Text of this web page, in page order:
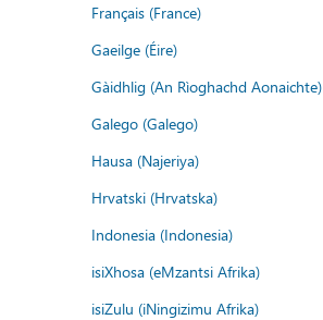
Français (France)
Gaeilge (Éire)
Gàidhlig (An Rìoghachd Aonaichte)
Galego (Galego)
Hausa (Najeriya)
Hrvatski (Hrvatska)
Indonesia (Indonesia)
isiXhosa (eMzantsi Afrika)
isiZulu (iNingizimu Afrika)